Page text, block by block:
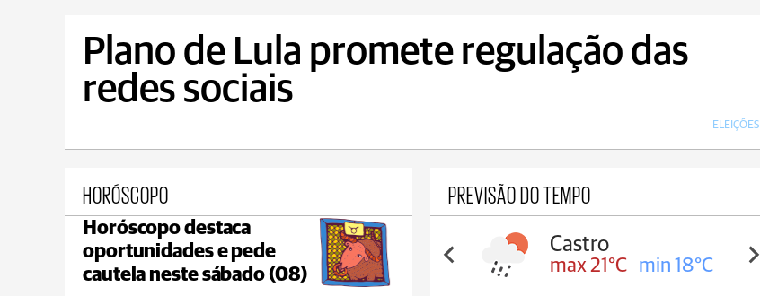
Plano de Lula promete regulação das
redes sociais
ELEIÇÕES
HORÓSCOPO
Horóscopo destaca
oportunidades e pede
cautela neste sábado (08)
PREVISÃO DO TEMPO
Castro
max 21°C min 18°C
Carambeí
max 20°C min 18°C